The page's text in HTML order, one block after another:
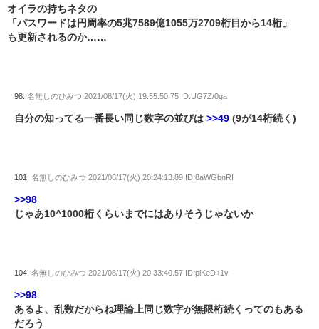
オイラの持ちネタの
「パスワードは円周率の5兆7589億1055万2709桁目から14桁」
も更新されるのか……
98: 名無しのひみつ 2021/08/17(火) 19:55:50.75 ID:UG7Z/0ga
自分の知ってる一番長い同じ数字の並びは >>49 (9が14桁続く)
101: 名無しのひみつ 2021/08/17(火) 20:24:13.89 ID:8aWGbnRI
>>98
じゃあ10^1000桁くらいまでにはありそうじゃないか
104: 名無しのひみつ 2021/08/17(火) 20:33:40.57 ID:plKeD+1v
>>98
あるよ、乱数だからね理論上同じ数字が無限桁続くってのもある
だろう